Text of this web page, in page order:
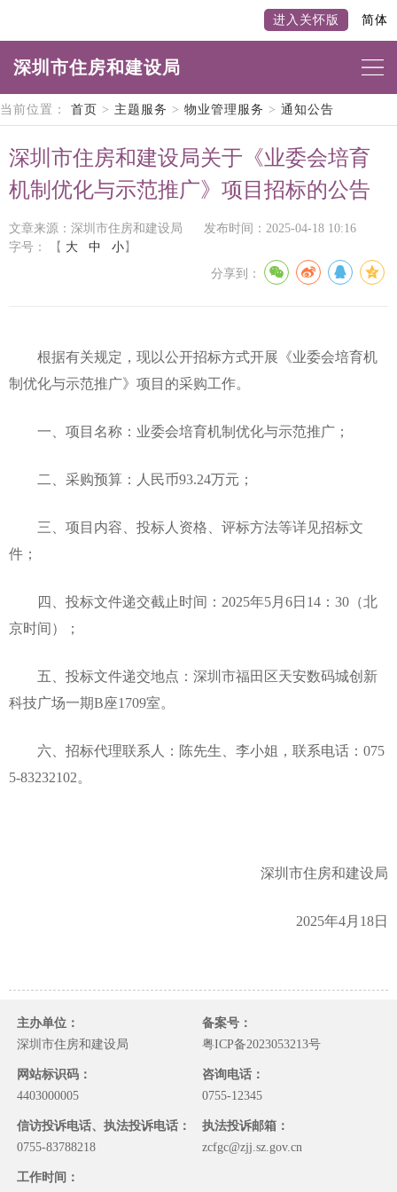
进入关怀版 简体
深圳市住房和建设局
当前位置： 首页 > 主题服务 > 物业管理服务 > 通知公告
深圳市住房和建设局关于《业委会培育
机制优化与示范推广》项目招标的公告
文章来源：深圳市住房和建设局
发布时间：2025-04-18 10:16
字号：
【 大 中 小 】
分享到：
根据有关规定，现以公开招标方式开展《业委会培育机
制优化与示范推广》项目的采购工作。
一、项目名称：业委会培育机制优化与示范推广；
二、采购预算：人民币93.24万元；
三、项目内容、投标人资格、评标方法等详见招标文
件；
四、投标文件递交截止时间：2025年5月6日14：30（北
京时间）；
五、投标文件递交地点：深圳市福田区天安数码城创新
科技广场一期B座1709室。
六、招标代理联系人：陈先生、李小姐，联系电话：075
5-83232102。
深圳市住房和建设局
2025年4月18日
主办单位：
深圳市住房和建设局
备案号：
粤ICP备2023053213号
网站标识码：
4403000005
咨询电话：
0755-12345
信访投诉电话、执法投诉电话：
0755-83788218
执法投诉邮箱：
zcfgc@zjj.sz.gov.cn
工作时间：